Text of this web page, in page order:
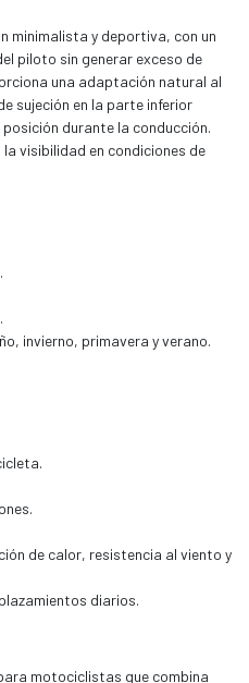
minimalista y deportiva, con un
piloto sin generar exceso de
una adaptación natural al
sujeción en la parte inferior
durante la conducción.
visibilidad en condiciones de
invierno, primavera y verano.
de calor, resistencia al viento y
diarios.
motociclistas que combina